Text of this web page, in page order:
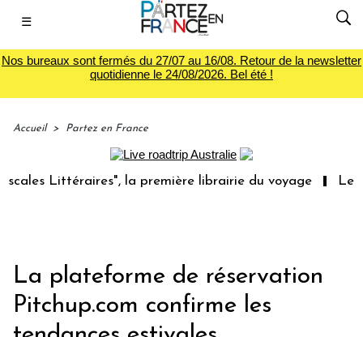
☰
Nos bureaux sont fermés du 27/07 au 16/08. Retour de la newsletter
quotidienne le 24/08/2026. Bel été !
Accueil > Partez en France
Littéraires", la première librairie du voyage Le
La plateforme de réservation
Pitchup.com confirme les